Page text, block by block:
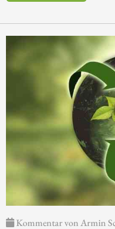
Kommentar von Armin